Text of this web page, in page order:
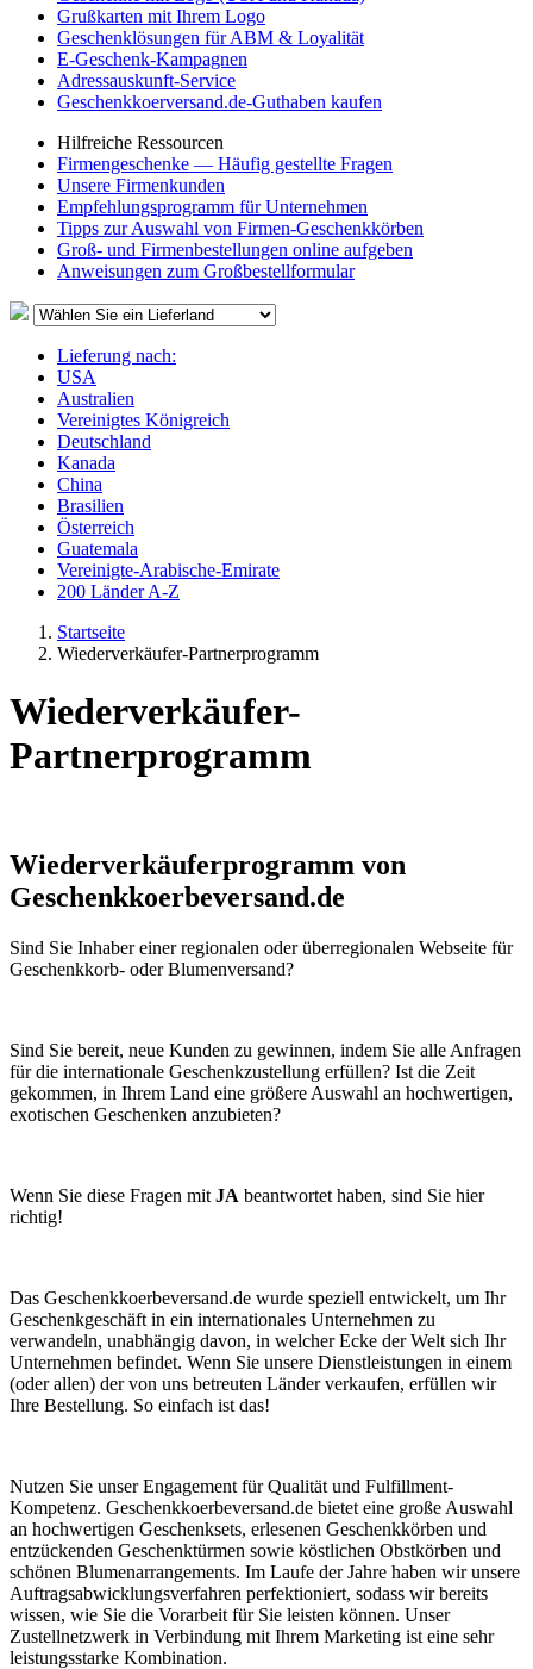
Grußkarten mit Ihrem Logo
Geschenklösungen für ABM & Loyalität
E-Geschenk-Kampagnen
Adressauskunft-Service
Geschenkkoerversand.de-Guthaben kaufen
Hilfreiche Ressourcen
Firmengeschenke — Häufig gestellte Fragen
Unsere Firmenkunden
Empfehlungsprogramm für Unternehmen
Tipps zur Auswahl von Firmen-Geschenkkörben
Groß- und Firmenbestellungen online aufgeben
Anweisungen zum Großbestellformular
Lieferung nach:
USA
Australien
Vereinigtes Königreich
Deutschland
Kanada
China
Brasilien
Österreich
Guatemala
Vereinigte-Arabische-Emirate
200 Länder A-Z
Startseite
Wiederverkäufer-Partnerprogramm
Wiederverkäufer-
Partnerprogramm
Wiederverkäuferprogramm von
Geschenkkoerbeversand.de
Sind Sie Inhaber einer regionalen oder überregionalen Webseite für
Geschenkkorb- oder Blumenversand?
Sind Sie bereit, neue Kunden zu gewinnen, indem Sie alle Anfragen
für die internationale Geschenkzustellung erfüllen? Ist die Zeit
gekommen, in Ihrem Land eine größere Auswahl an hochwertigen,
exotischen Geschenken anzubieten?
Wenn Sie diese Fragen mit JA beantwortet haben, sind Sie hier
richtig!
Das Geschenkkoerbeversand.de wurde speziell entwickelt, um Ihr
Geschenkgeschäft in ein internationales Unternehmen zu
verwandeln, unabhängig davon, in welcher Ecke der Welt sich Ihr
Unternehmen befindet. Wenn Sie unsere Dienstleistungen in einem
(oder allen) der von uns betreuten Länder verkaufen, erfüllen wir
Ihre Bestellung. So einfach ist das!
Nutzen Sie unser Engagement für Qualität und Fulfillment-
Kompetenz. Geschenkkoerbeversand.de bietet eine große Auswahl
an hochwertigen Geschenksets, erlesenen Geschenkkörben und
entzückenden Geschenktürmen sowie köstlichen Obstkörben und
schönen Blumenarrangements. Im Laufe der Jahre haben wir unsere
Auftragsabwicklungsverfahren perfektioniert, sodass wir bereits
wissen, wie Sie die Vorarbeit für Sie leisten können. Unser
Zustellnetzwerk in Verbindung mit Ihrem Marketing ist eine sehr
leistungsstarke Kombination.